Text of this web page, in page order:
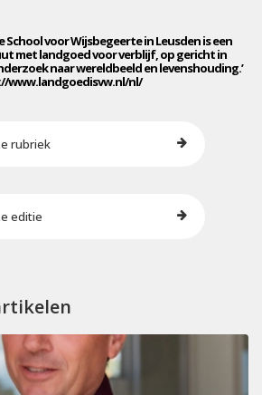
School voor Wijsbegeerte in Leusden is een
met landgoed voor verblijf, op gericht in
naar wereldbeeld en levenshouding.’
www.landgoedisvw.nl/nl/
rubriek
editie